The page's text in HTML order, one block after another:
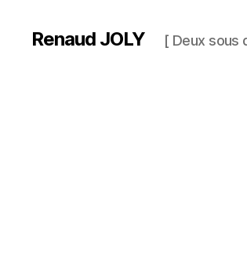
Renaud JOLY [ Deux sous